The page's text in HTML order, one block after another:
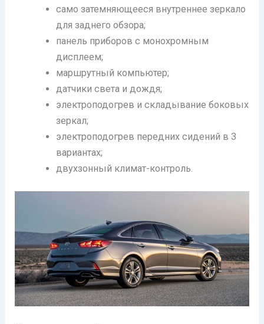
само затемняющееся внутреннее зеркало
для заднего обзора;
панель приборов с монохромным
дисплеем;
маршрутный компьютер;
датчики света и дождя;
электроподогрев и складывание боковых
зеркал;
электроподогрев передних сидений в 3
вариантах;
двухзонный климат-контроль.